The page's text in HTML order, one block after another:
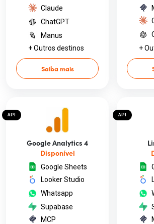
Claude
ChatGPT
Manus
+ Outros destinos
Saiba mais
+
API
Google Analytics 4
Disponível
Google Sheets
Looker Studio
Whatsapp
Supabase
MCP
API